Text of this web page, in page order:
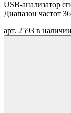
USB-анализатор
Диапазон частот
арт. 2593 в наличии